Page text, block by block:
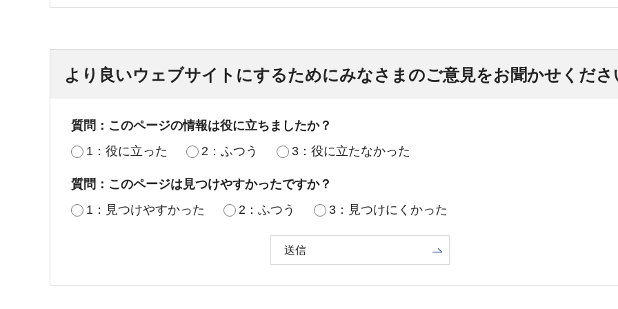
より良いウェブサイトにするためにみなさまのご意見をお聞かせくださ
質問：このページの情報は役に立ちましたか？
1：役に立った
2：ふつう 3：役に立たなかった
質問：このページは見つけやすかったですか？
1：見つけやすかった
2：ふつう 3：見つけにくかった